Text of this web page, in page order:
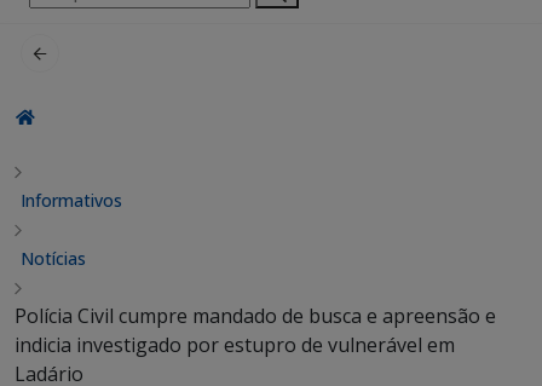
por:
Informativos
Notícias
Polícia Civil cumpre mandado de busca e apreensão e
indicia investigado por estupro de vulnerável em
Ladário